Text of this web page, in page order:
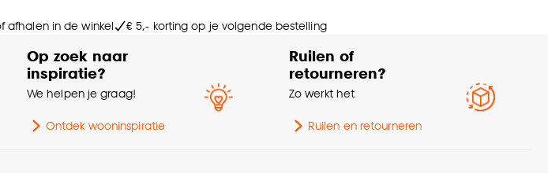
afhalen in de winkel € 5,- korting op je volgende bestelling
Op zoek naar
inspiratie?
We helpen je graag!
Ontdek wooninspiratie
Ruilen of
retourneren?
Zo werkt het
Ruilen en retourneren